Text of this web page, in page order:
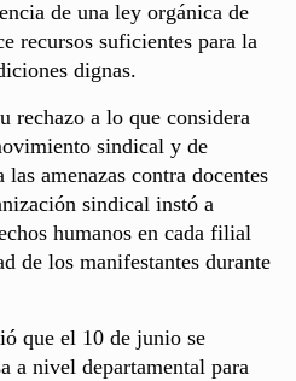
de una ley orgánica de
recursos suficientes para la
dignas.
rechazo a lo que considera
sindical y de
amenazas contra docentes
sindical instó a
humanos en cada filial
de los manifestantes durante
que el 10 de junio se
a nivel departamental para